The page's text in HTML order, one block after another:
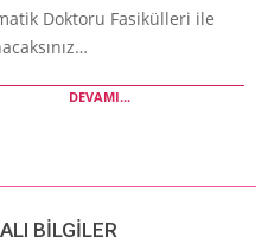
Doktoru Fasikülleri ile
DEVAMI...
BİLGİLER